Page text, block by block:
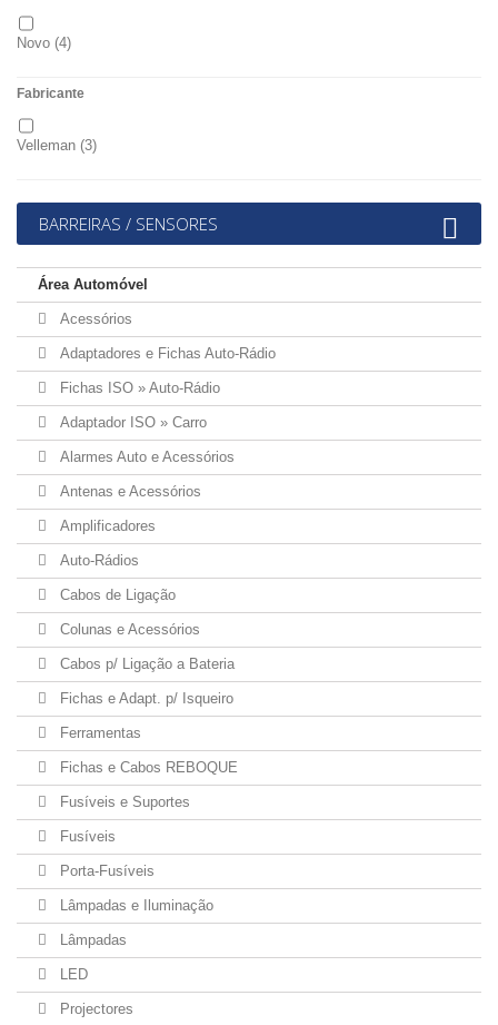
Novo (4)
Fabricante
Velleman (3)
BARREIRAS / SENSORES
Área Automóvel
Acessórios
Adaptadores e Fichas Auto-Rádio
Fichas ISO » Auto-Rádio
Adaptador ISO » Carro
Alarmes Auto e Acessórios
Antenas e Acessórios
Amplificadores
Auto-Rádios
Cabos de Ligação
Colunas e Acessórios
Cabos p/ Ligação a Bateria
Fichas e Adapt. p/ Isqueiro
Ferramentas
Fichas e Cabos REBOQUE
Fusíveis e Suportes
Fusíveis
Porta-Fusíveis
Lâmpadas e Iluminação
Lâmpadas
LED
Projectores